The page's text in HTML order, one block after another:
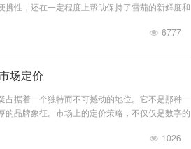
性，还在一定程度上帮助保持了雪茄的新鲜度和
即刻享用亦或长久珍藏。 首先，理解铁盒雪茄
6777
场定价
据着一个独特而不可撼动的地位。它不是那种一
品牌象征。市场上的定价策略，不仅仅是数字的
。 首先，理解Montana铁盒雪茄的定价，必须
1026